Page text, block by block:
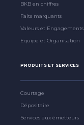
BKB en chiffres
Faits marquants
Valeurs et Engagements
Equipe et Organisation
PRODUITS ET SERVICES
Courtage
Dépositaire
Services aux émetteurs